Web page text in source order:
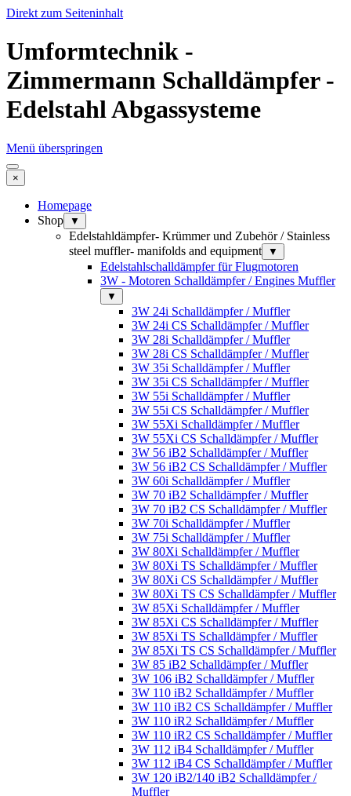
Direkt zum Seiteninhalt
Umformtechnik -
Zimmermann Schalldämpfer -
Edelstahl Abgassysteme
Menü überspringen
×
Homepage
Shop
▼
Edelstahldämpfer- Krümmer und Zubehör / Stainless
steel muffler- manifolds and equipment
▼
Edelstahlschalldämpfer für Flugmotoren
3W - Motoren Schalldämpfer / Engines Muffler
▼
3W 24i Schalldämpfer / Muffler
3W 24i CS Schalldämpfer / Muffler
3W 28i Schalldämpfer / Muffler
3W 28i CS Schalldämpfer / Muffler
3W 35i Schalldämpfer / Muffler
3W 35i CS Schalldämpfer / Muffler
3W 55i Schalldämpfer / Muffler
3W 55i CS Schalldämpfer / Muffler
3W 55Xi Schalldämpfer / Muffler
3W 55Xi CS Schalldämpfer / Muffler
3W 56 iB2 Schalldämpfer / Muffler
3W 56 iB2 CS Schalldämpfer / Muffler
3W 60i Schalldämpfer / Muffler
3W 70 iB2 Schalldämpfer / Muffler
3W 70 iB2 CS Schalldämpfer / Muffler
3W 70i Schalldämpfer / Muffler
3W 75i Schalldämpfer / Muffler
3W 80Xi Schalldämpfer / Muffler
3W 80Xi TS Schalldämpfer / Muffler
3W 80Xi CS Schalldämpfer / Muffler
3W 80Xi TS CS Schalldämpfer / Muffler
3W 85Xi Schalldämpfer / Muffler
3W 85Xi CS Schalldämpfer / Muffler
3W 85Xi TS Schalldämpfer / Muffler
3W 85Xi TS CS Schalldämpfer / Muffler
3W 85 iB2 Schalldämpfer / Muffler
3W 106 iB2 Schalldämpfer / Muffler
3W 110 iB2 Schalldämpfer / Muffler
3W 110 iB2 CS Schalldämpfer / Muffler
3W 110 iR2 Schalldämpfer / Muffler
3W 110 iR2 CS Schalldämpfer / Muffler
3W 112 iB4 Schalldämpfer / Muffler
3W 112 iB4 CS Schalldämpfer / Muffler
3W 120 iB2/140 iB2 Schalldämpfer /
Muffler